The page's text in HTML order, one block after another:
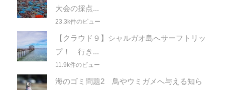
大会の採点...
23.3k件のビュー
【クラウド９】シャルガオ島へサーフトリッ
プ！ 行き...
11.9k件のビュー
海のゴミ問題2 鳥やウミガメへ与える知ら